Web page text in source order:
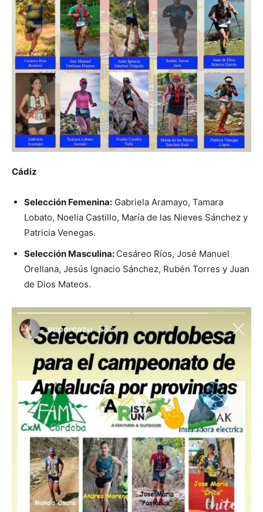
Cádiz
Selección Femenina: Gabriela Aramayo, Tamara
Lobato, Noelia Castillo, María de las Nieves Sánchez y
Patricia Venegas.
Selección Masculina: Cesáreo Ríos, José Manuel
Orellana, Jesús Ignacio Sánchez, Rubén Torres y Juan
de Dios Mateos.